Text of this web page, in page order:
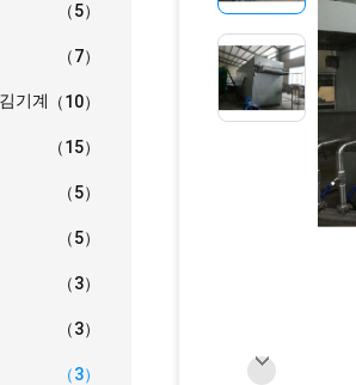
（5）
（7）
기계 （10）
（15）
（5）
（5）
（3）
（3）
（3）